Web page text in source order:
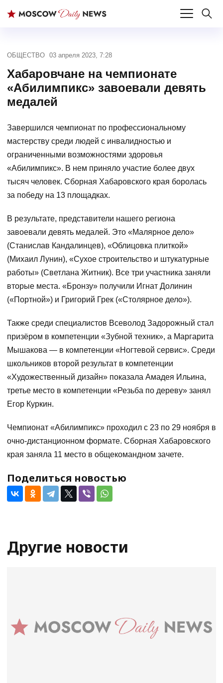
ОБЩЕСТВО 03 апреля 2023, 7:28
Хабаровчане на чемпионате
«Абилимпикс» завоевали девять
медалей
Завершился чемпионат по профессиональному
мастерству среди людей с инвалидностью и
ограниченными возможностями здоровья
«Абилимпикс». В нем приняло участие более двух
тысяч человек. Сборная Хабаровского края боролась
за победу на 13 площадках.
В результате, представители нашего региона
завоевали девять медалей. Это «Малярное дело»
(Станислав Кандалинцев), «Облицовка плиткой»
(Михаил Лунин), «Сухое строительство и штукатурные
работы» (Светлана Житник). Все три участника заняли
вторые места. «Бронзу» получили Игнат Долинин
(«Портной») и Григорий Грек («Столярное дело»).
Также среди специалистов Всеволод Задорожный стал
призёром в компетенции «Зубной техник», а Маргарита
Мышакова — в компетенции «Ногтевой сервис». Среди
школьников второй результат в компетенции
«Художественный дизайн» показала Амадея Ильина,
третье место в компетенции «Резьба по дереву» занял
Егор Куркин.
Чемпионат «Абилимпикс» проходил с 23 по 29 ноября в
очно-дистанционном формате. Сборная Хабаровского
края заняла 11 место в общекомандном зачете.
Поделиться новостью
Другие новости